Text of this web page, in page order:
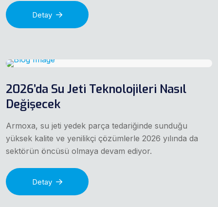
Detay
2026’da Su Jeti Teknolojileri Nasıl
Değişecek
Armoxa, su jeti yedek parça tedariğinde sunduğu
yüksek kalite ve yenilikçi çözümlerle 2026 yılında da
sektörün öncüsü olmaya devam ediyor.
Detay